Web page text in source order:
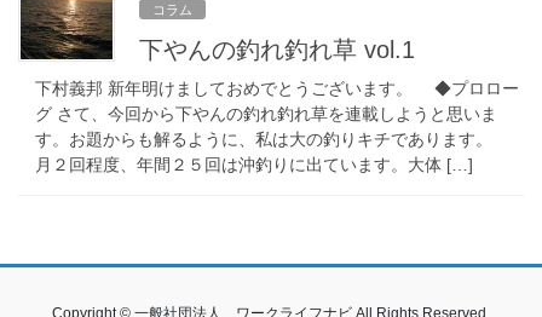
コラム
下やんの釣れ釣れ草 vol.1
下村義邦 新年明けましておめでとうございます。 ◆プロロー
グ さて、今回から下やんの釣れ釣れ草を連載しようと思いま
す。お題からも解るように、私は大の釣りキチであります。
月２回程度、年間２５回は沖釣りに出ています。大体 […]